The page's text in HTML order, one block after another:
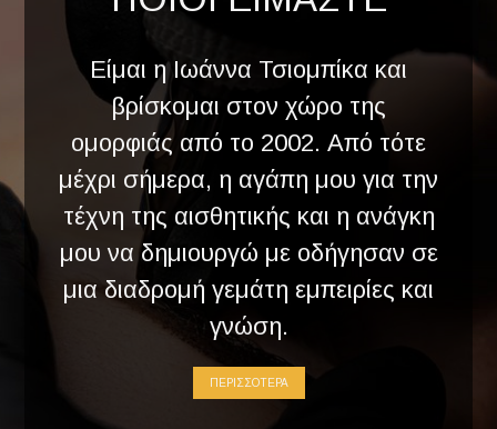
Είμαι η Ιωάννα Τσιομπίκα και
βρίσκομαι στον χώρο της
ομορφιάς από το 2002. Από τότε
μέχρι σήμερα, η αγάπη μου για την
τέχνη της αισθητικής και η ανάγκη
μου να δημιουργώ με οδήγησαν σε
μια διαδρομή γεμάτη εμπειρίες και
γνώση.
ΠΕΡΙΣΣΟΤΕΡΑ